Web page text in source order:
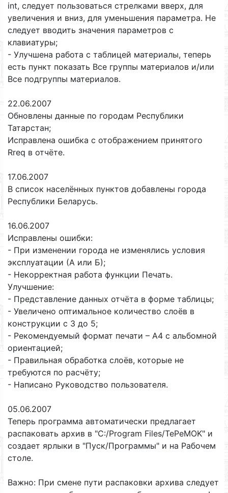
int, следует пользоваться стрелками вверх, для
увеличения и вниз, для уменьшения параметра. Не
следует вводить значения параметров с
клавиатуры;
- Улучшена работа с таблицей материалы, теперь
есть пункт показать Все группы материалов и/или
Все подгруппы материалов.
22.06.2007
Обновлены данные по городам Республики
Татарстан;
Исправлена ошибка с отображением принятого
Rreq в отчёте.
17.06.2007
В список населённых пунктов добавлены города
Республики Беларусь.
16.06.2007
Исправлены ошибки:
- При изменении города не изменялись условия
эксплуатации (А или Б);
- Некорректная работа функции Печать.
Улучшение:
- Представление данных отчёта в форме таблицы;
- Увеличено оптимальное количество слоёв в
конструкции с 3 до 5;
- Рекомендуемый формат печати – А4 c альбомной
ориентацией;
- Правильная обработка слоёв, которые не
требуются по расчёту;
- Написано Руководство пользователя.
05.06.2007
Теперь программа автоматически предлагает
распаковать архив в "C:/Program Files/TePeMOK" и
создает ярлыки в "Пуск/Программы" и на Рабочем
столе.
Важно: При смене пути распаковки архива следует